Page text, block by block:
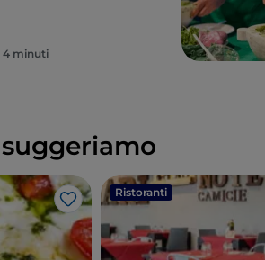
4 minuti
Like
Ristoranti